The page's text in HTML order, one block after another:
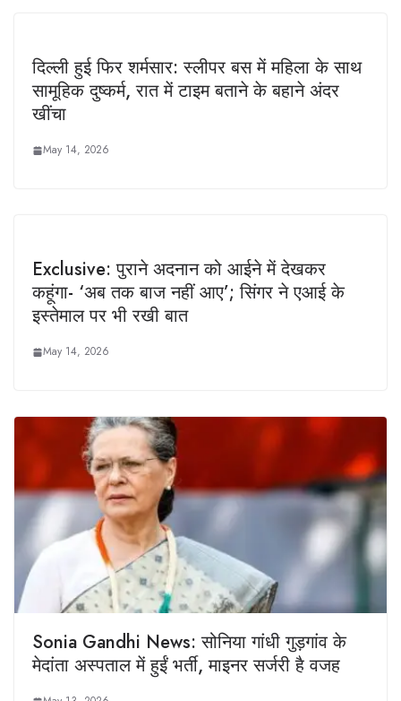
दिल्ली हुई फिर शर्मसार: स्लीपर बस में महिला के साथ
सामूहिक दुष्कर्म, रात में टाइम बताने के बहाने अंदर
खींचा
May 14, 2026
Exclusive: पुराने अदनान को आईने में देखकर
कहूंगा- ‘अब तक बाज नहीं आए’; सिंगर ने एआई के
इस्तेमाल पर भी रखी बात
May 14, 2026
Sonia Gandhi News: सोनिया गांधी गुड़गांव के
मेदांता अस्पताल में हुईं भर्ती, माइनर सर्जरी है वजह